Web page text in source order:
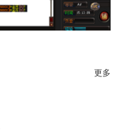
更多